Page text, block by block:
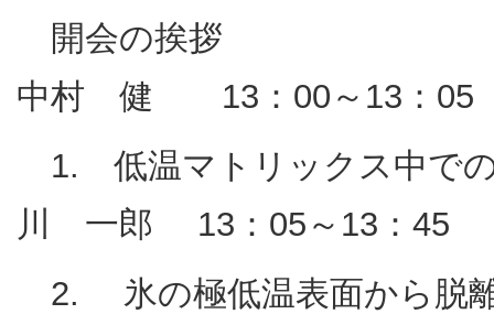
開会の挨拶 （日
中村 健 13：00～13：05
1. 低温マトリックス中
川 一郎 13：05～13：45
2. 氷の極低温表面から